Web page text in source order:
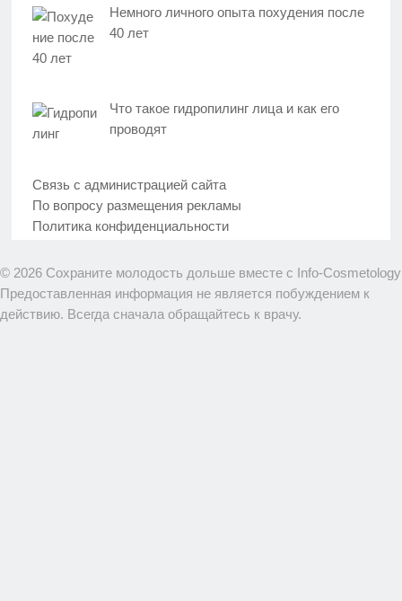
Немного личного опыта похудения после
40 лет
Что такое гидропилинг лица и как его
проводят
Связь с администрацией сайта
По вопросу размещения рекламы
Политика конфиденциальности
© 2026 Сохраните молодость дольше вместе с Info-Cosmetology
Предоставленная информация не является побуждением к
действию. Всегда сначала обращайтесь к врачу.